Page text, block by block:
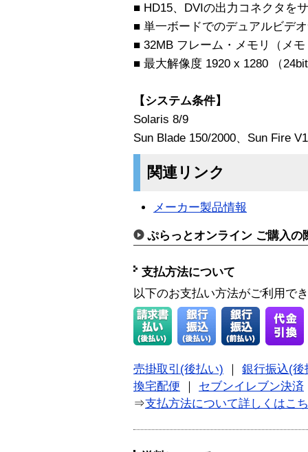
■ HD15、DVIの出力コネクタを
■ 単一ボードでのデュアルビデ
■ 32MB フレーム・メモリ（メ
■ 最大解像度 1920 x 1280 （
【システム条件】
Solaris 8/9
Sun Blade 150/2000、Sun Fire
関連リンク
メーカー製品情報
ぷらっとオンライン ご購入の
支払方法について
以下のお支払い方法がご利用で
売掛取引(後払い)
銀行振込(後
換宅配便
セブンイレブン決済
⇒支払方法について詳しくはこ